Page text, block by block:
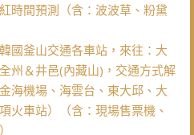
時間預測（含：波波草、粉黛
國釜山交通各車站，來往：大
州＆井邑(內藏山)，交通方式解
海機場、海雲台、東大邱、大
火車站）（含：現場售票機、